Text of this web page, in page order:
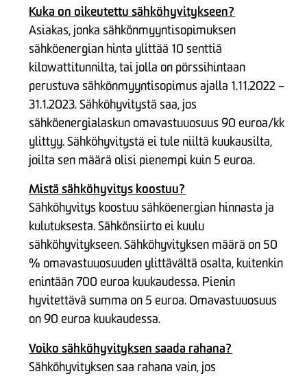
Kuka on oikeutettu sähköhyvitykseen?
Asiakas, jonka sähkönmyyntisopimuksen
sähköenergian hinta ylittää 10 senttiä
kilowattitunnilta, tai jolla on pörssihintaan
perustuva sähkönmyyntisopimus ajalla 1.11.2022 –
31.1.2023. Sähköhyvitystä saa, jos
sähköenergialaskun omavastuuosuus 90 euroa/kk
ylittyy. Sähköhyvitystä ei tule niiltä kuukausilta,
joilta sen määrä olisi pienempi kuin 5 euroa.
Mistä sähköhyvitys koostuu?
Sähköhyvitys koostuu sähköenergian hinnasta ja
kulutuksesta. Sähkönsiirto ei kuulu
sähköhyvitykseen. Sähköhyvityksen määrä on 50
% omavastuuosuuden ylittävältä osalta, kuitenkin
enintään 700 euroa kuukaudessa. Pienin
hyvitettävä summa on 5 euroa. Omavastuuosuus
on 90 euroa kuukaudessa.
Voiko sähköhyvityksen saada rahana?
Sähköhyvityksen saa rahana vain, jos